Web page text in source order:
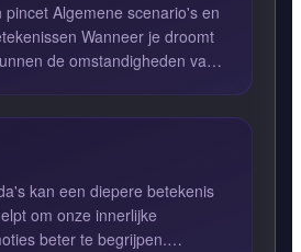
en
je droomt
de omstandigheden van
kan een diepere betekenis
om onze innerlijke
beter te begrijpen.